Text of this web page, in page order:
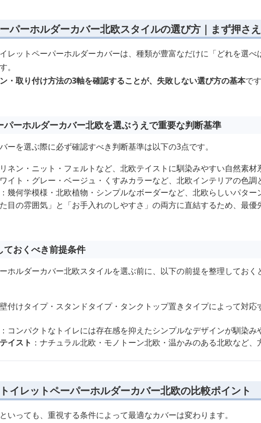
パーホルダーカバー北欧スタイルの選び方｜まず押さ
レットペーパーホルダーカバーは、種類が豊富なだけに「どれを選
。
・取り付け方法の3軸を確認することが、失敗しない選び方の基本で
パーホルダーカバー北欧を選ぶうえで重要な判断基準
ーを選ぶ際に必ず確認すべき判断基準は以下の3点です。
ネン・ニット・フェルトなど、北欧テイストに馴染みやすい自然素材
イト・グレー・ベージュ・くすみカラーなど、北欧インテリアの色調
：幾何学模様・北欧植物・シンプルなボーダーなど、北欧らしいパター
目の雰囲気」と「お手入れのしやすさ」の両方に直結するため、最
ておくべき前提条件
ホルダーカバー北欧スタイルを選ぶ前に、以下の前提を整理してお
壁付けタイプ・スタンドタイプ・タンクトップ置きタイプによって対
：コンパクトなトイレには存在感を抑えたシンプルなデザインが馴染み
イスト ：ナチュラル北欧・モノトーン北欧・温かみのある北欧など
イレットペーパーホルダーカバー北欧の比較ポイント
いっても、重視する条件によって最適なカバーは変わります。